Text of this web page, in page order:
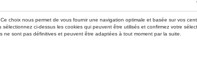
Introduction